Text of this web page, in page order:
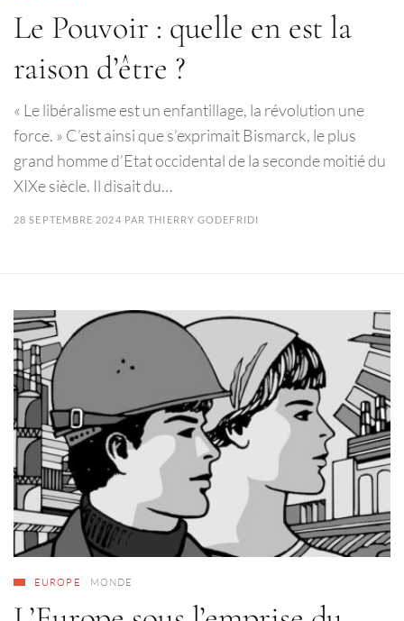
Le Pouvoir : quelle en est la
raison d’être ?
« Le libéralisme est un enfantillage, la révolution une
force. » C’est ainsi que s’exprimait Bismarck, le plus
grand homme d’Etat occidental de la seconde moitié du
XIXe siècle. Il disait du…
28 SEPTEMBRE 2024 PARTHIERRY GODEFRIDI
EUROPE MONDE